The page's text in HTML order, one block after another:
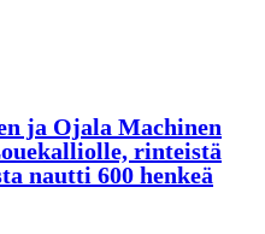
ja Ojala Machinen
rinteistä
nautti 600 henkeä